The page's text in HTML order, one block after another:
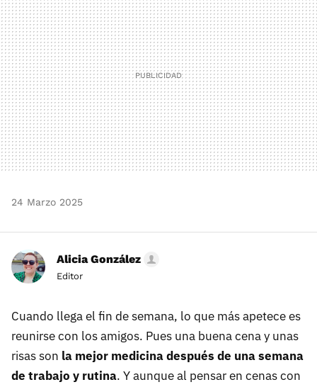
24 Marzo 2025
Alicia González
Editor
Cuando llega el fin de semana, lo que más apetece es
reunirse con los amigos. Pues una buena cena y unas
risas son la mejor medicina después de una semana
de trabajo y rutina. Y aunque al pensar en cenas con